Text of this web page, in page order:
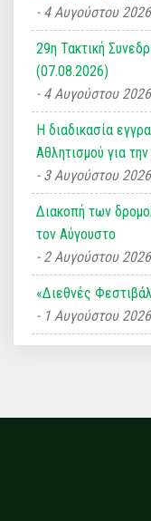
4 Αυγούστου 2026
29η Τακτική
(07.08.2026)
4 Αυγούστου 2026
Η διαδικασία
Αθλητισμού για
3 Αυγούστου 2026
Διακοπή των
τον Αύγουστο
2 Αυγούστου 2026
«Διεθνές
1 Αυγούστου 2026